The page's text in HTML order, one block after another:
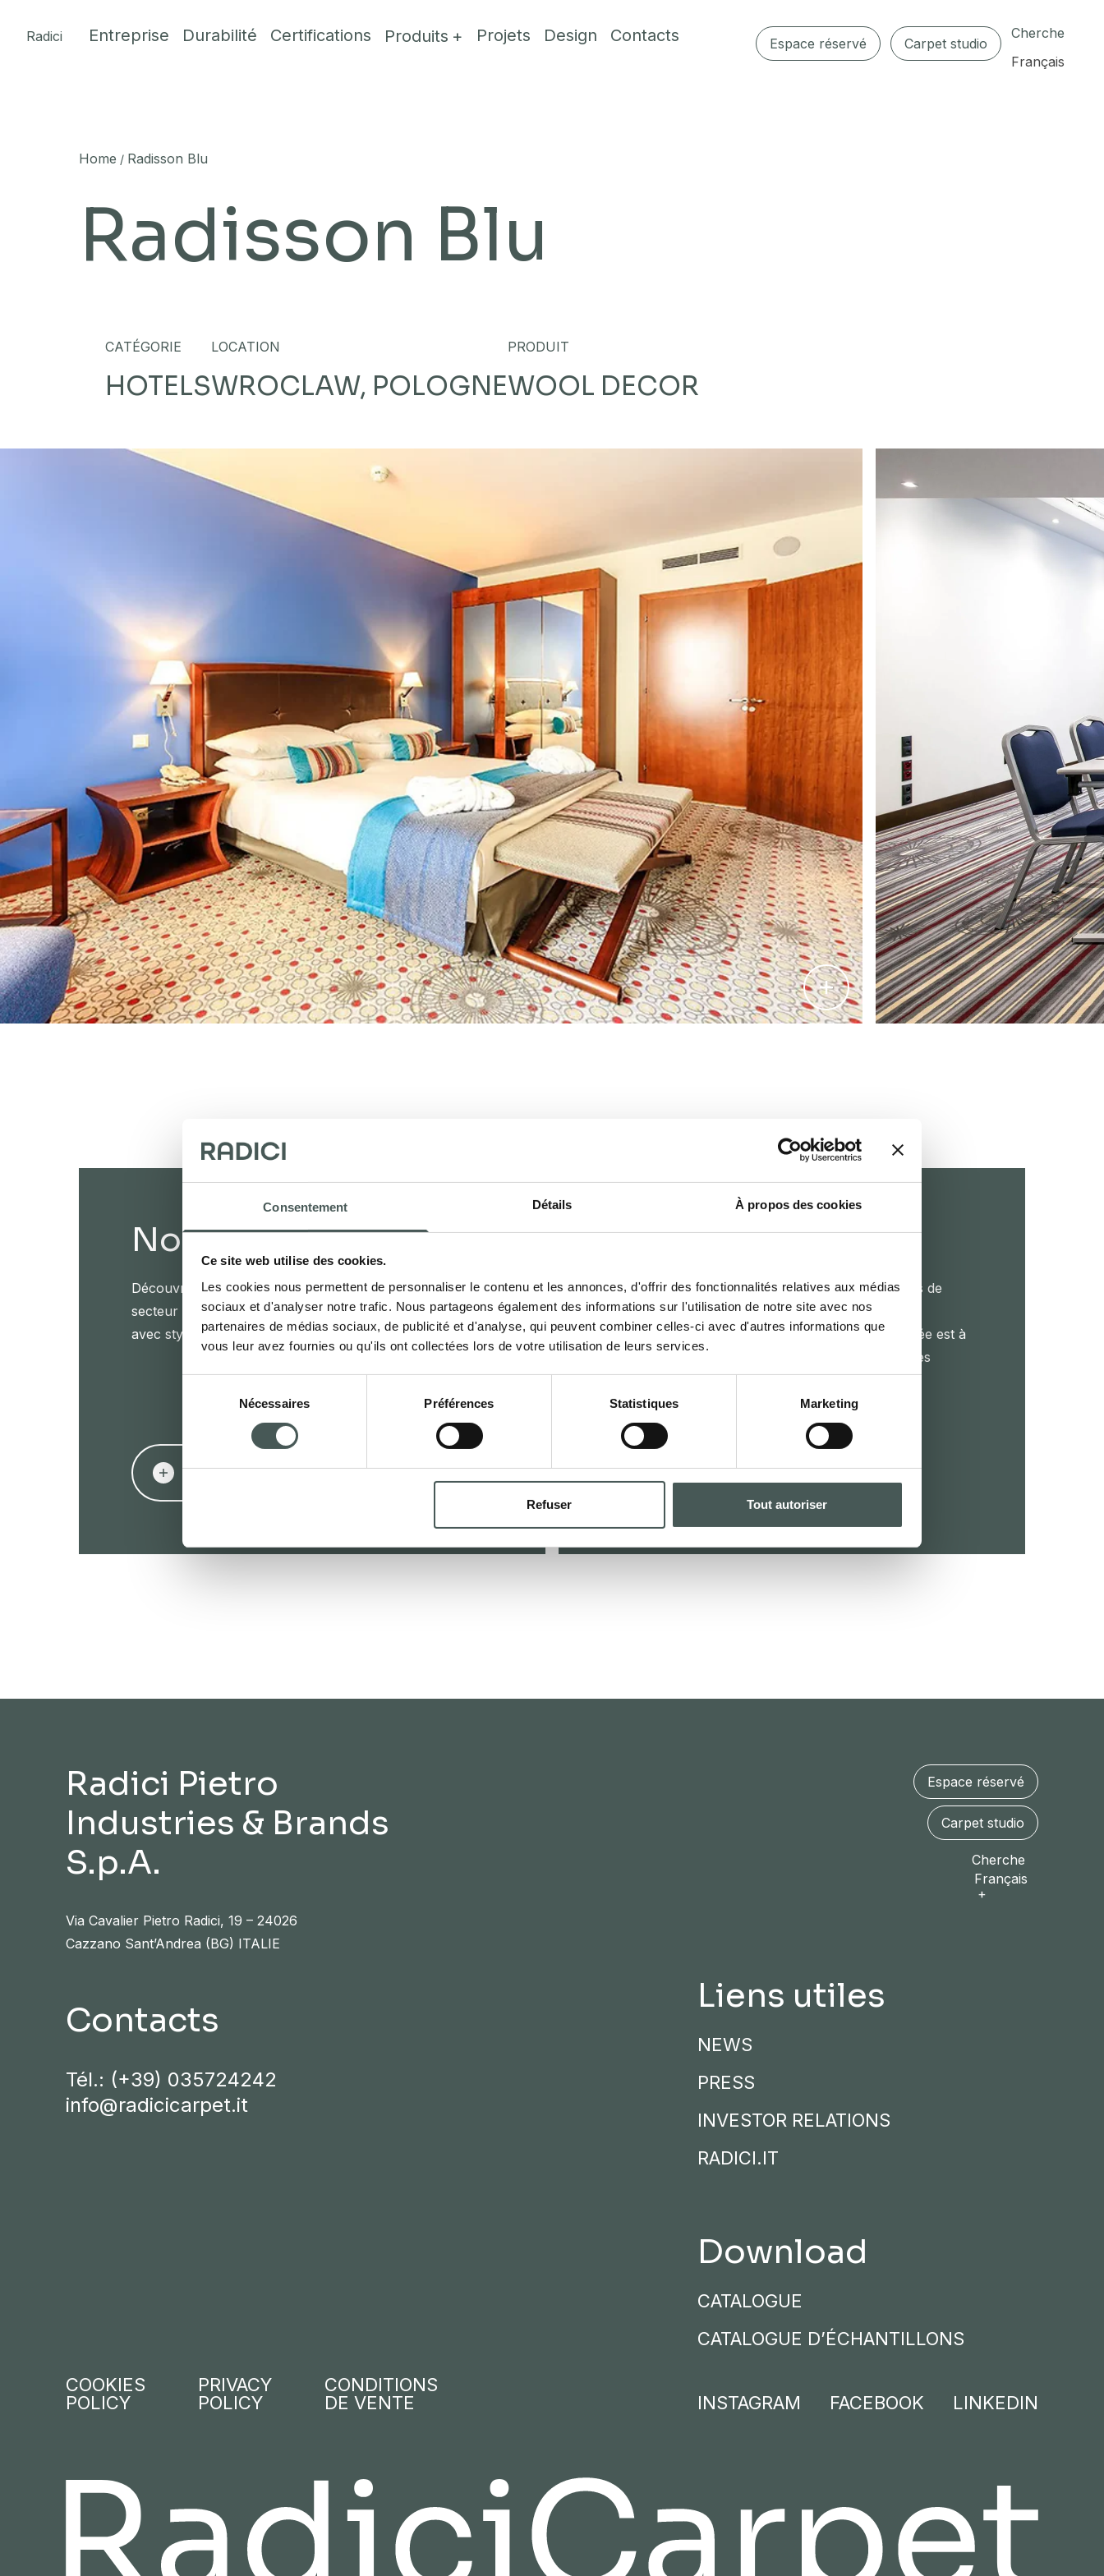
Consentement Détails À propos des cookies
Ce site web utilise des cookies.
Les cookies nous permettent de personnaliser le contenu et les annonces, d'offrir des fonctionnalités relatives aux médias
sociaux et d'analyser notre trafic. Nous partageons également des informations sur l'utilisation de notre site avec nos
partenaires de médias sociaux, de publicité et d'analyse, qui peuvent combiner celles-ci avec d'autres informations que
vous leur avez fournies ou qu'ils ont collectées lors de votre utilisation de leurs services.
consentement
Nécessaires Préférences Statistiques Marketing
Refuser Tout autoriser
Radici
Entreprise Durabilité Certifications Produits Projets Design Contacts Espace réservé Carpet studio
Cherche
Français
Home / Radisson Blu
Radisson Blu
CATÉGORIE
HOTELS
LOCATION
WROCLAW, POLOGNE
PRODUIT
WOOL DECOR
Nos produits
Découvrez nos revêtements de sol textiles pour le
secteur Contract et Résidentiel, et meublez vos intérieurs
avec style et élégance.
PRODUITS
Entrez en contact
Contactez-nous dès maintenant pour obtenir plus de
détails sur nos produits, demander un devis ou
commencer une collaboration. Notre équipe dédiée est à
votre disposition pour vous assister dans toutes les
phases de votre projet.
CONTACTS
Radici Pietro
Industries & Brands
S.p.A.
Via Cavalier Pietro Radici, 19 – 24026
Cazzano Sant’Andrea (BG) ITALIE
Contacts
Tél.: (+39) 035724242
info@radicicarpet.it
COOKIES
POLICY
PRIVACY
POLICY
CONDITIONS
DE VENTE
Espace réservé
Carpet studio
Cherche
Français
Liens utiles
NEWS
PRESS
INVESTOR RELATIONS
RADICI.IT
Download
CATALOGUE
CATALOGUE D’ÉCHANTILLONS
INSTAGRAM FACEBOOK LINKEDIN